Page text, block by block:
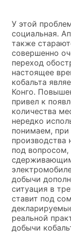
У этой
социальная.
также
совершенно
переход
настоящее
кобальта
Конго.
привел к
количества
нередко
понимаем, при
производства
под вопросом,
добычи
ситуация в
ставит под
реальной
добычи